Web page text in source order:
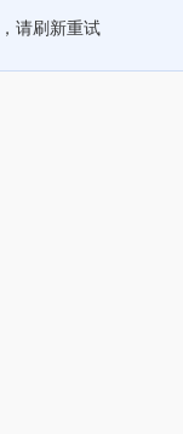
请刷新重试